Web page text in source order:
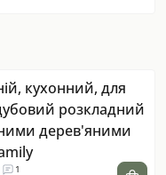
кухонний, для
розкладний
дерев'яними
1